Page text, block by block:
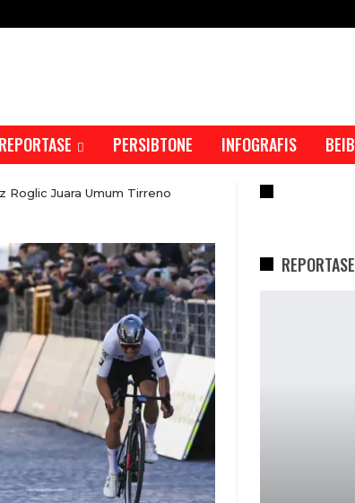
REPORTASE PERSIBTONE INFOGRAFIS BEIB
Juara Umum Tirreno
REPORTASE